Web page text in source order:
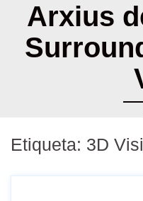
Arxius
Etiqueta: 3D